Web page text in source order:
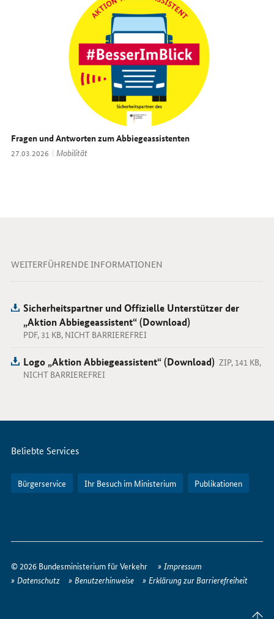
Fragen und Antworten zum Abbiegeassistenten
Datum:
27.03.2026 Thema:
Mobilität
WEITERFÜHRENDE INFORMATIONEN
Sicherheitspartner und Offizielle Unterstützer der
„Aktion Abbiegeassistent“ (Download)
PDF, 31 KB, NICHT BARRIEREFREI
Logo „Aktion Abbiegeassistent“ (Download) ZIP, 141 KB,
NICHT BARRIEREFREI
Servicemenü
Beliebte Services
Bürgerservice Ihr Besuch im Ministerium Publikationen
erreichen
Sie
© 2026 Bundesministerium für Verkehr
Impressum
Datenschutz
Benutzerhinweise Erklärung zur Barrierefreiheit